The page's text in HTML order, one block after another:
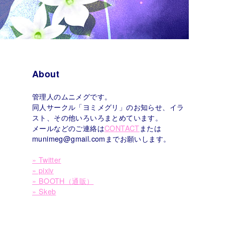
About
管理人のムニメグです。
同人サークル「ヨミメグリ」のお知らせ、イラ
スト、その他いろいろまとめています。
メールなどのご連絡はCONTACTまたは
munimeg@gmail.comまでお願いします。
» Twitter
» pixiv
» BOOTH（通販）
» Skeb